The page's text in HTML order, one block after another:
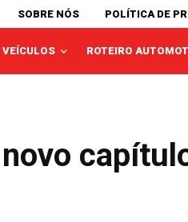
SOBRE NÓS POLÍTICA DE
VEÍCULOS ROTEIRO